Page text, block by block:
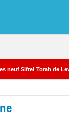
Torah de Levallois :